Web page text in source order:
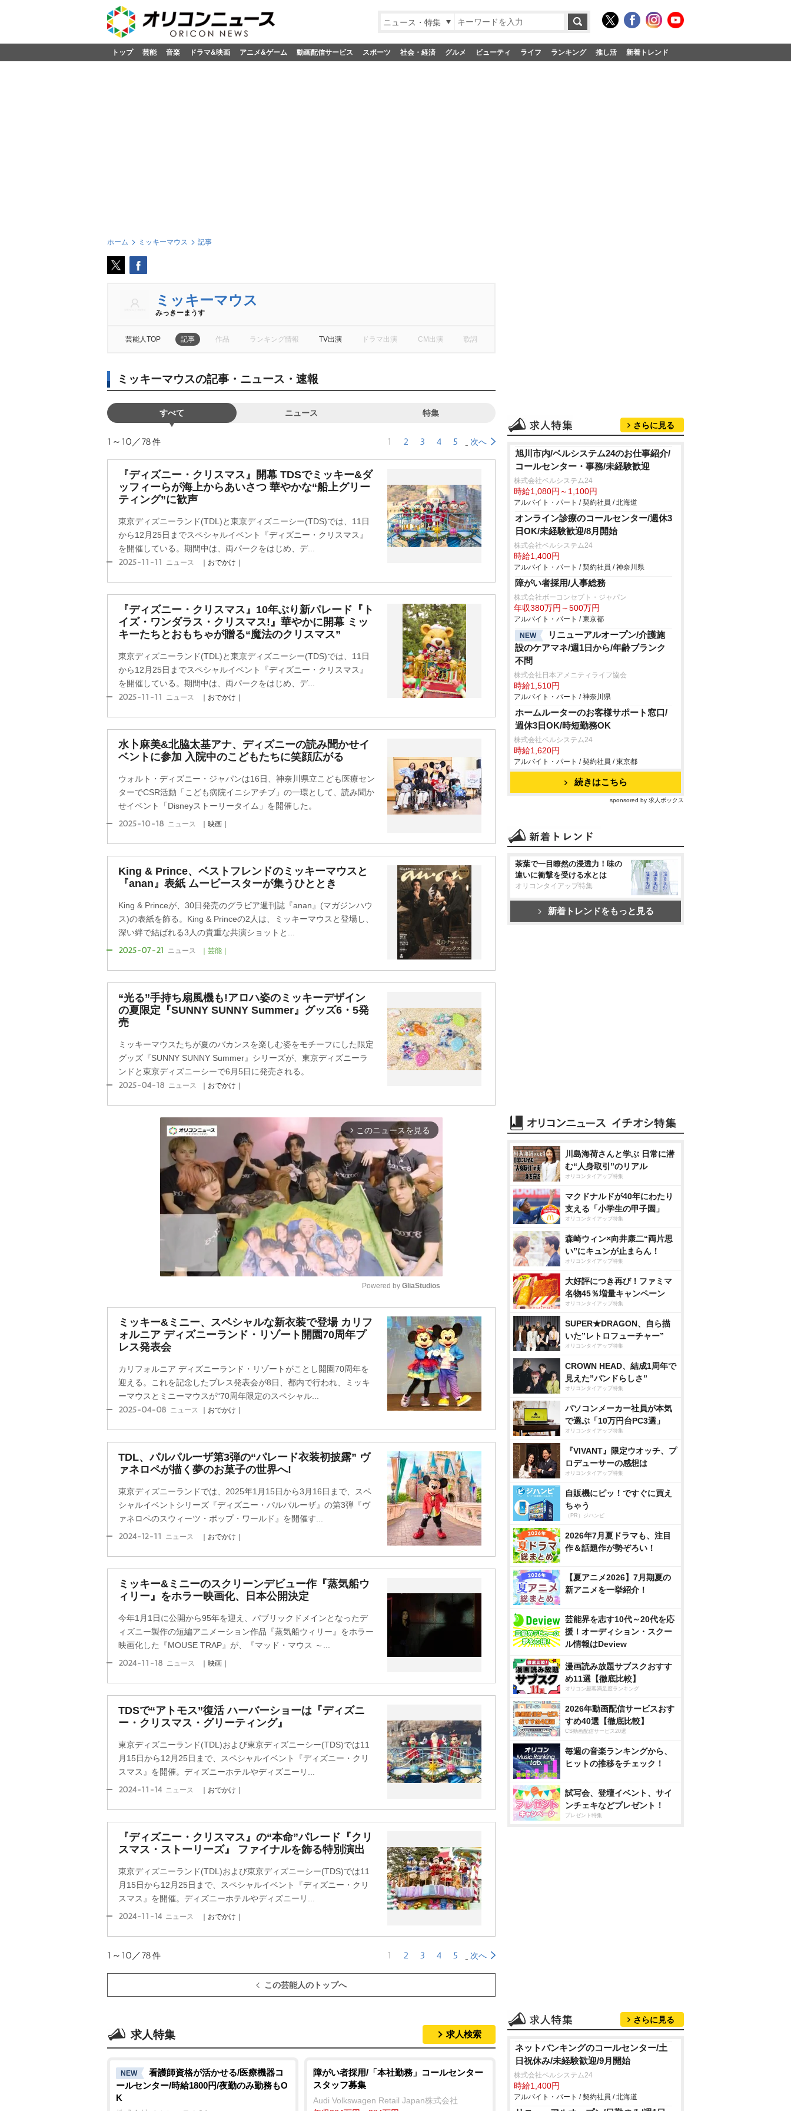
ニュース・特集
トップ 芸能 音楽 ドラマ&映画 アニメ&ゲーム 動画配信サービス スポーツ 社会・経済 グルメ ビューティ ライフ ランキング 推し活 新着トレンド
ホーム ミッキーマウス 記事
ミッキーマウス
みっきーまうす
芸能人TOP 記事 作品 ランキング情報 TV出演 ドラマ出演 CM出演 歌詞
ミッキーマウスの記事・ニュース・速報
すべて ニュース 特集
1～10／78件 1 2 3 4 5 次へ
『ディズニー・クリスマス』開幕 TDSでミッキー&ダ
ッフィーらが海上からあいさつ 華やかな“船上グリー
ティング”に歓声
東京ディズニーランド(TDL)と東京ディズニーシー(TDS)では、11日
から12月25日までスペシャルイベント『ディズニー・クリスマス』
を開催している。期間中は、両パークをはじめ、デ...
2025-11-11 ニュース ｜おでかけ｜
『ディズニー・クリスマス』10年ぶり新パレード『ト
イズ・ワンダラス・クリスマス!』華やかに開幕 ミッ
キーたちとおもちゃが贈る“魔法のクリスマス”
東京ディズニーランド(TDL)と東京ディズニーシー(TDS)では、11日
から12月25日までスペシャルイベント『ディズニー・クリスマス』
を開催している。期間中は、両パークをはじめ、デ...
2025-11-11 ニュース ｜おでかけ｜
水卜麻美&北脇太基アナ、ディズニーの読み聞かせイ
ベントに参加 入院中のこどもたちに笑顔広がる
ウォルト・ディズニー・ジャパンは16日、神奈川県立こども医療セン
ターでCSR活動「こども病院イニシアチブ」の一環として、読み聞か
せイベント「Disneyストーリータイム」を開催した。
2025-10-18 ニュース ｜映画｜
King & Prince、ベストフレンドのミッキーマウスと
『anan』表紙 ムービースターが集うひととき
King & Princeが、30日発売のグラビア週刊誌『anan』(マガジンハウ
ス)の表紙を飾る。King & Princeの2人は、ミッキーマウスと登場し、
深い絆で結ばれる3人の貴重な共演ショットと...
2025-07-21 ニュース ｜芸能｜
“光る”手持ち扇風機も!アロハ姿のミッキーデザイン
の夏限定『SUNNY SUNNY Summer』グッズ6・5発
売
ミッキーマウスたちが夏のバカンスを楽しむ姿をモチーフにした限定
グッズ『SUNNY SUNNY Summer』シリーズが、東京ディズニーラ
ンドと東京ディズニーシーで6月5日に発売される。
2025-04-18 ニュース ｜おでかけ｜
arrow_forward_ios このニュースを見る
M
u
t
e
Powered by GliaStudios
ミッキー&ミニー、スペシャルな新衣装で登場 カリフ
ォルニア ディズニーランド・リゾート開園70周年プ
レス発表会
カリフォルニア ディズニーランド・リゾートがことし開園70周年を
迎える。これを記念したプレス発表会が8日、都内で行われ、ミッキ
ーマウスとミニーマウスが“70周年限定のスペシャル...
2025-04-08 ニュース ｜おでかけ｜
TDL、パルパルーザ第3弾の“パレード衣装初披露” ヴ
ァネロペが描く夢のお菓子の世界へ!
東京ディズニーランドでは、2025年1月15日から3月16日まで、スペ
シャルイベントシリーズ『ディズニー・パルパルーザ』の第3弾『ヴ
ァネロペのスウィーツ・ポップ・ワールド』を開催す...
2024-12-11 ニュース ｜おでかけ｜
ミッキー&ミニーのスクリーンデビュー作『蒸気船ウ
ィリー』をホラー映画化、日本公開決定
今年1月1日に公開から95年を迎え、パブリックドメインとなったデ
ィズニー製作の短編アニメーション作品『蒸気船ウィリー』をホラー
映画化した『MOUSE TRAP』が、『マッド・マウス ～...
2024-11-18 ニュース ｜映画｜
TDSで“アトモス”復活 ハーバーショーは『ディズニ
ー・クリスマス・グリーティング』
東京ディズニーランド(TDL)および東京ディズニーシー(TDS)では11
月15日から12月25日まで、スペシャルイベント『ディズニー・クリ
スマス』を開催。ディズニーホテルやディズニーリ...
2024-11-14 ニュース ｜おでかけ｜
『ディズニー・クリスマス』の“本命”パレード『クリ
スマス・ストーリーズ』 ファイナルを飾る特別演出
東京ディズニーランド(TDL)および東京ディズニーシー(TDS)では11
月15日から12月25日まで、スペシャルイベント『ディズニー・クリ
スマス』を開催。ディズニーホテルやディズニーリ...
2024-11-14 ニュース ｜おでかけ｜
1～10／78件 1 2 3 4 5 次へ
この芸能人のトップへ
求人特集 求人検索
NEW
看護師資格が活かせる/医療機器コ
ールセンター/時給1800円/夜勤のみ勤務もO
K
障がい者採用/「本社勤務」コールセンター
スタッフ募集
Audi Volkswagen Retail Japan株式会社
さらに見る
旭川市内/ベルシステム24のお仕事紹介/
コールセンター・事務/未経験歓迎
株式会社ベルシステム24
時給1,080円～1,100円
アルバイト・パート / 契約社員 / 北海道
オンライン診療のコールセンター/週休3
日OK/未経験歓迎/8月開始
株式会社ベルシステム24
時給1,400円
アルバイト・パート / 契約社員 / 神奈川県
障がい者採用/人事総務
株式会社ボーコンセプト・ジャパン
年収380万円～500万円
アルバイト・パート / 東京都
NEW
リニューアルオープン/介護施
設のケアマネ/週1日から/年齢ブランク
不問
株式会社日本アメニティライフ協会
時給1,510円
アルバイト・パート / 神奈川県
ホームルーターのお客様サポート窓口/
週休3日OK/時短勤務OK
株式会社ベルシステム24
時給1,620円
アルバイト・パート / 契約社員 / 東京都
続きはこちら
sponsored by 求人ボックス
茶葉で一目瞭然の浸透力！味の
違いに衝撃を受ける水とは
オリコンタイアップ特集
新着トレンドをもっと見る
川島海荷さんと学ぶ 日常に潜
む“人身取引”のリアル
オリコンタイアップ特集
マクドナルドが40年にわたり
支える「小学生の甲子園」
オリコンタイアップ特集
森崎ウィン×向井康二“両片思
い”にキュンが止まらん！
オリコンタイアップ特集
大好評につき再び！ファミマ
名物45％増量キャンペーン
オリコンタイアップ特集
SUPER★DRAGON、自ら描
いた”レトロフューチャー”
オリコンタイアップ特集
CROWN HEAD、結成1周年で
見えた”バンドらしさ”
オリコンタイアップ特集
パソコンメーカー社員が本気
で選ぶ「10万円台PC3選」
オリコンタイアップ特集
『VIVANT』限定ウオッチ、プ
ロデューサーの感想は
オリコンタイアップ特集
自販機にピッ！ですぐに買え
ちゃう
（PR）ジハンピ
2026年7月夏ドラマも、注目
作＆話題作が勢ぞろい！
【夏アニメ2026】7月期夏の
新アニメを一挙紹介！
芸能界を志す10代～20代を応
援！オーディション・スクー
ル情報はDeview
漫画読み放題サブスクおすす
め11選【徹底比較】
オリコン顧客満足度ランキング
2026年動画配信サービスおす
すめ40選【徹底比較】
CS動画配信サービス20選
毎週の音楽ランキングから、
ヒットの推移をチェック！
試写会、登壇イベント、サイ
ンチェキなどプレゼント！
プレゼント特集
さらに見る
ネットバンキングのコールセンター/土
日祝休み/未経験歓迎/9月開始
株式会社ベルシステム24
時給1,400円
アルバイト・パート / 契約社員 / 北海道